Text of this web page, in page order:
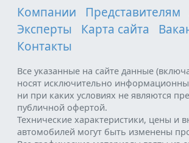
Компании Представителям
Эксперты
Карта сайта
Контакты
Все указанные на сайте данные
носят исключительно
ни при каких условиях не являются
публичной офертой.
Технические характеристики, цены и
автомобилей могут быть изменены